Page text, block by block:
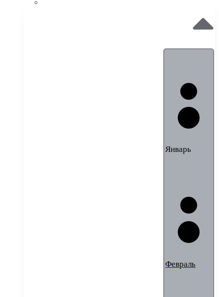
Январь
Февраль